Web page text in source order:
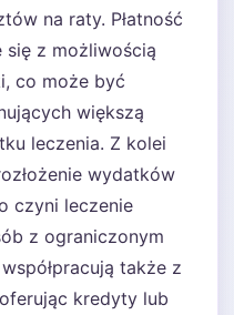
na raty. Płatność
się z możliwością
co może być
większą
leczenia. Z kolei
wydatków
czyni leczenie
z ograniczonym
także z
kredyty lub